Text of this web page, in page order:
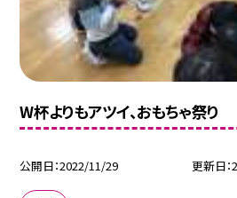
W杯よりもアツイ、おもちゃ祭り
公開日 2022/11/29 更新日